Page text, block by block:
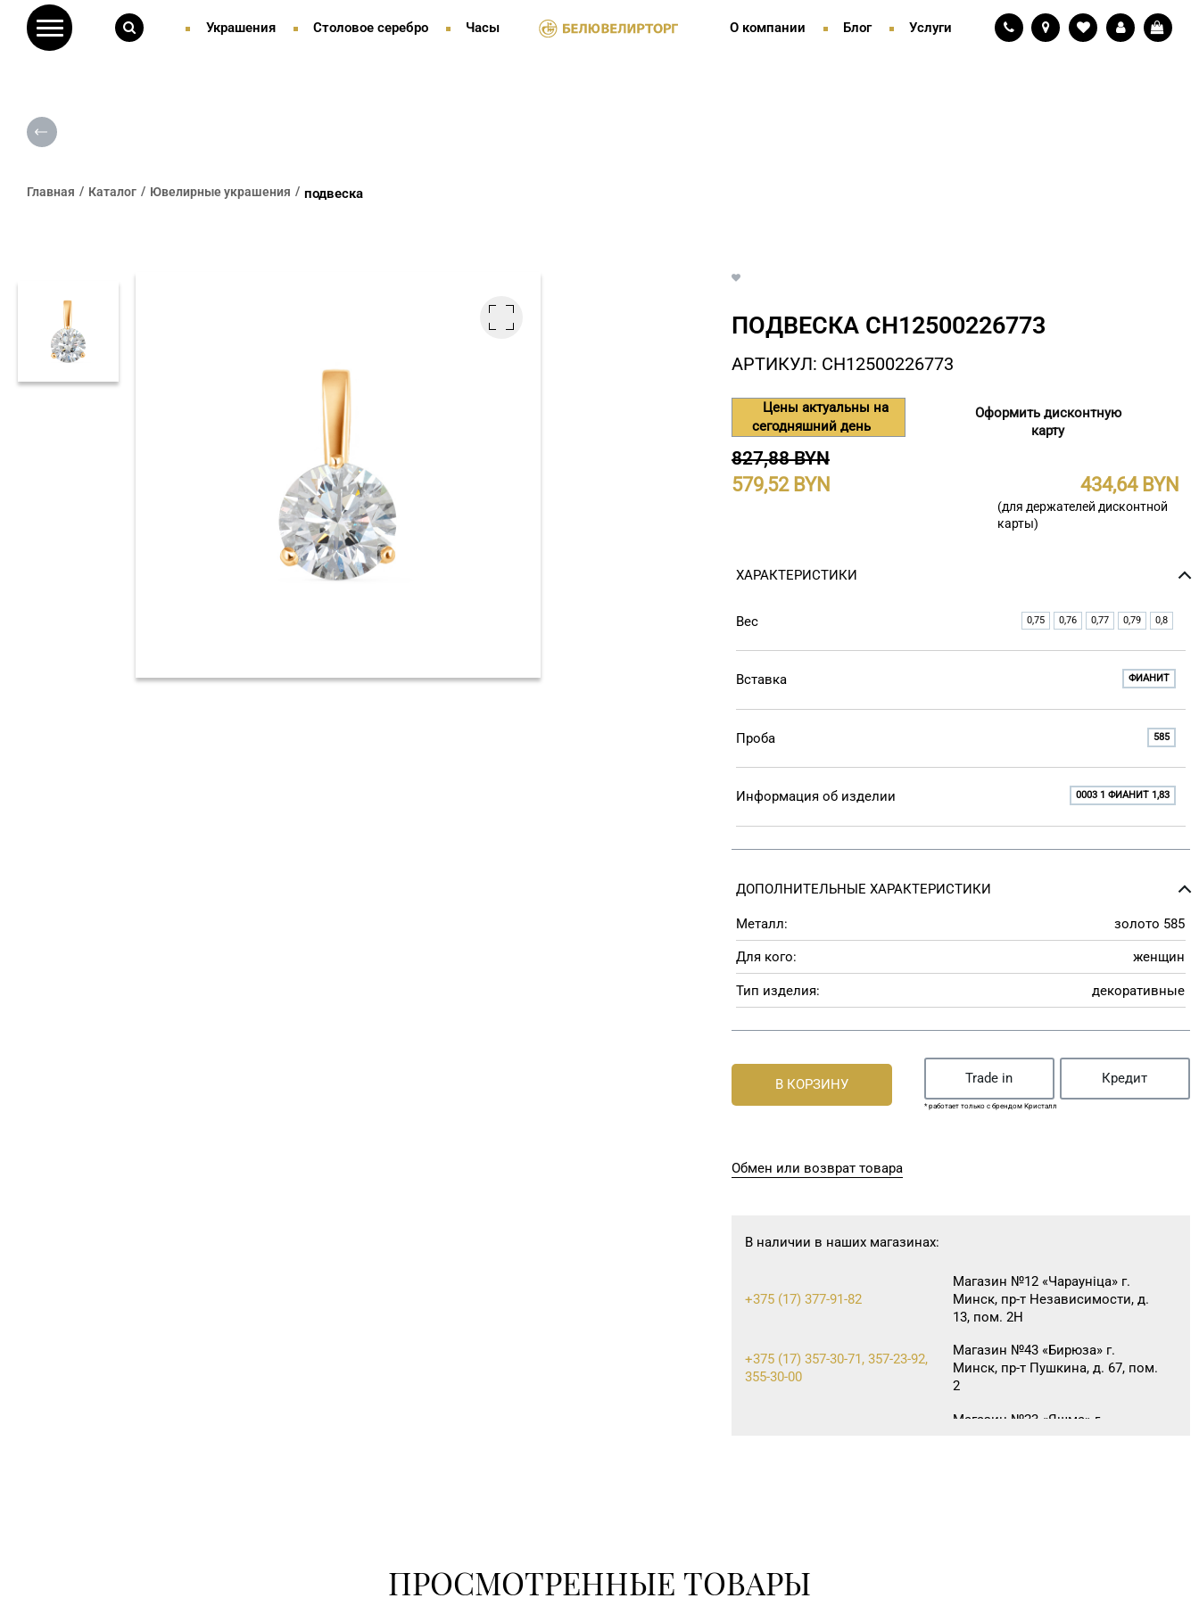
Украшения Столовое серебро Часы О компании Блог Услуги
Главная Каталог Ювелирные украшения подвеска
ПОДВЕСКА СH12500226773
АРТИКУЛ: СH12500226773
Цены актуальны на
сегодняшний день
Оформить дисконтную
карту
827,88 BYN
579,52 434,64
(для держателей дисконтной
карты)
ХАРАКТЕРИСТИКИ
Вес 0,75 0,76 0,77 0,79 0,8
Вставка ФИАНИТ
Проба 585
Информация об изделии 0003 1 ФИАНИТ 1,83
ДОПОЛНИТЕЛЬНЫЕ ХАРАКТЕРИСТИКИ
Металл: золото 585
Для кого: женщин
Тип изделия: декоративные
В КОРЗИНУ Trade in Кредит
* работает только с брендом Кристалл
Обмен или возврат товара
В наличии в наших магазинах:
+375 (17) 377-91-82
Магазин №12 «Чараунiца» г.
Минск, пр-т Независимости, д.
13, пом. 2Н
+375 (17) 357-30-71, 357-23-92,
355-30-00
Магазин №43 «Бирюза» г.
Минск, пр-т Пушкина, д. 67, пом.
2
Магазин №23 «Яшма» г.
ПРОСМОТРЕННЫЕ ТОВАРЫ